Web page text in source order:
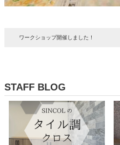
ワークショップ開催しました！
STAFF BLOG